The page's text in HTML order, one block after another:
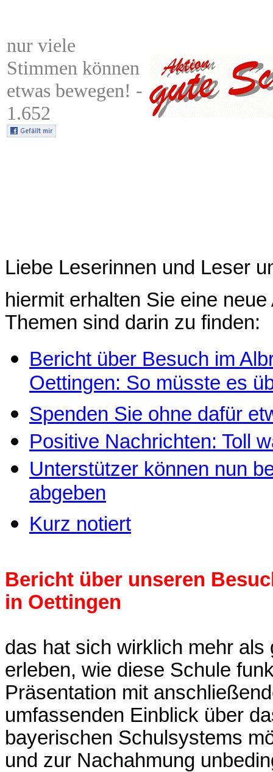
nur viele
Stimmen können
etwas bewegen! -
1.652
Liebe Leserinnen und Leser
hiermit erhalten Sie eine
Themen sind darin zu finden:
Bericht über Besuch im
Oettingen: So müsste es
Spenden Sie ohne dafür
Positive Nachrichten: Toll
Unterstützer können nun
abgeben
Kurz notiert
Bericht über unseren
in Oettingen
das hat sich wirklich mehr
erleben, wie diese Schule
Präsentation mit
umfassenden Einblick über
bayerischen Schulsystems
und zur Nachahmung